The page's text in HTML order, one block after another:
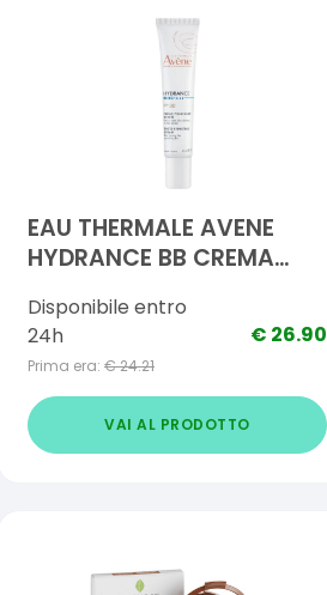
EAU THERMALE AVENE
HYDRANCE BB CREMA
Disponibile entro
24h
Prima era: €24.21
€ 26.90
VAI AL PRODOTTO